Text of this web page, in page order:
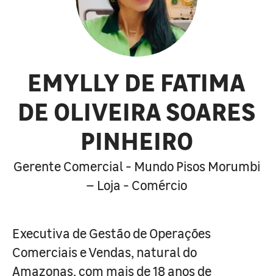
EMYLLY DE FATIMA
DE OLIVEIRA SOARES
PINHEIRO
Gerente Comercial - Mundo Pisos Morumbi
– Loja - Comércio
Executiva de Gestão de Operações
Comerciais e Vendas, natural do
Amazonas, com mais de 18 anos de